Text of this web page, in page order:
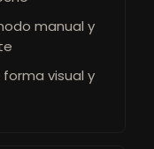
manual y
visual y